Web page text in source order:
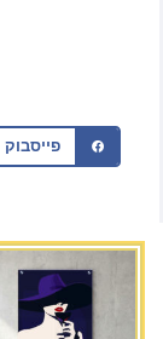
פייסבוק